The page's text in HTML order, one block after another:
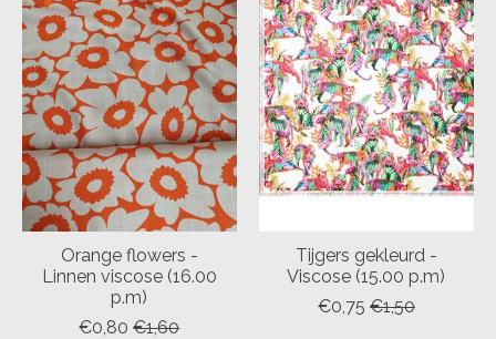
Orange flowers -
Linnen viscose (16.00
p.m)
€0,80 €1,60
Tijgers gekleurd -
Viscose (15.00 p.m)
€0,75 €1,50